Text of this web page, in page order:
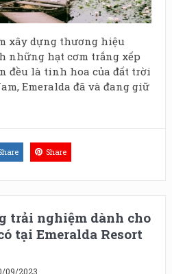
xây dựng thương hiệu
những hạt cơm trắng xếp
đều là tinh hoa của đất trời
Emeralda đã và đang giữ
Share
trải nghiệm dành cho
tại Emeralda Resort
09/2023